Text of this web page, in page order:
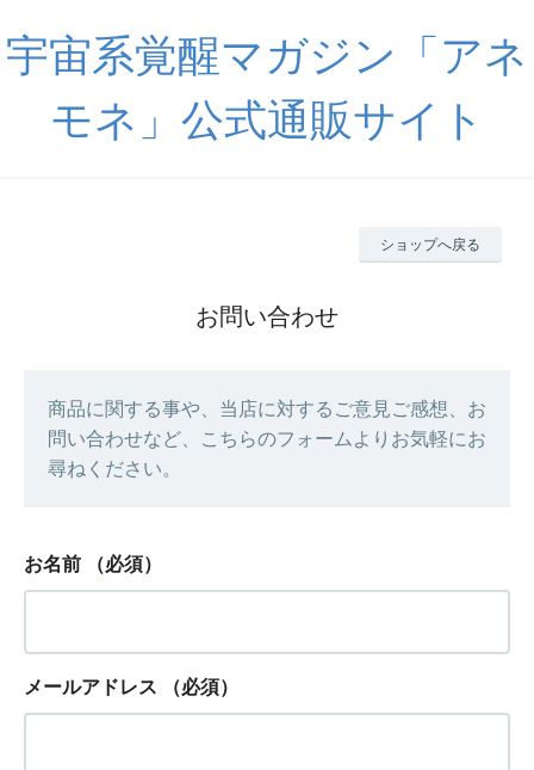
宇宙系覚醒マガジン「アネ
モネ」公式通販サイト
ショップへ戻る
お問い合わせ
商品に関する事や、当店に対するご意見ご感想、お
問い合わせなど、こちらのフォームよりお気軽にお
尋ねください。
お名前 （必須）
メールアドレス （必須）